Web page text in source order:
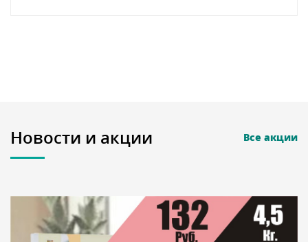
Новости и акции Все акции